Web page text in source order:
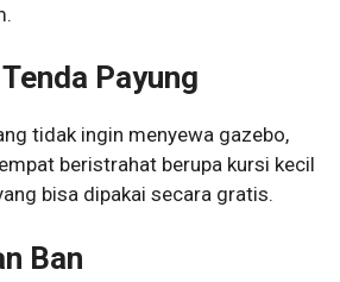
Payung
tidak ingin menyewa gazebo,
beristrahat berupa kursi kecil
bisa dipakai secara gratis.
Ban